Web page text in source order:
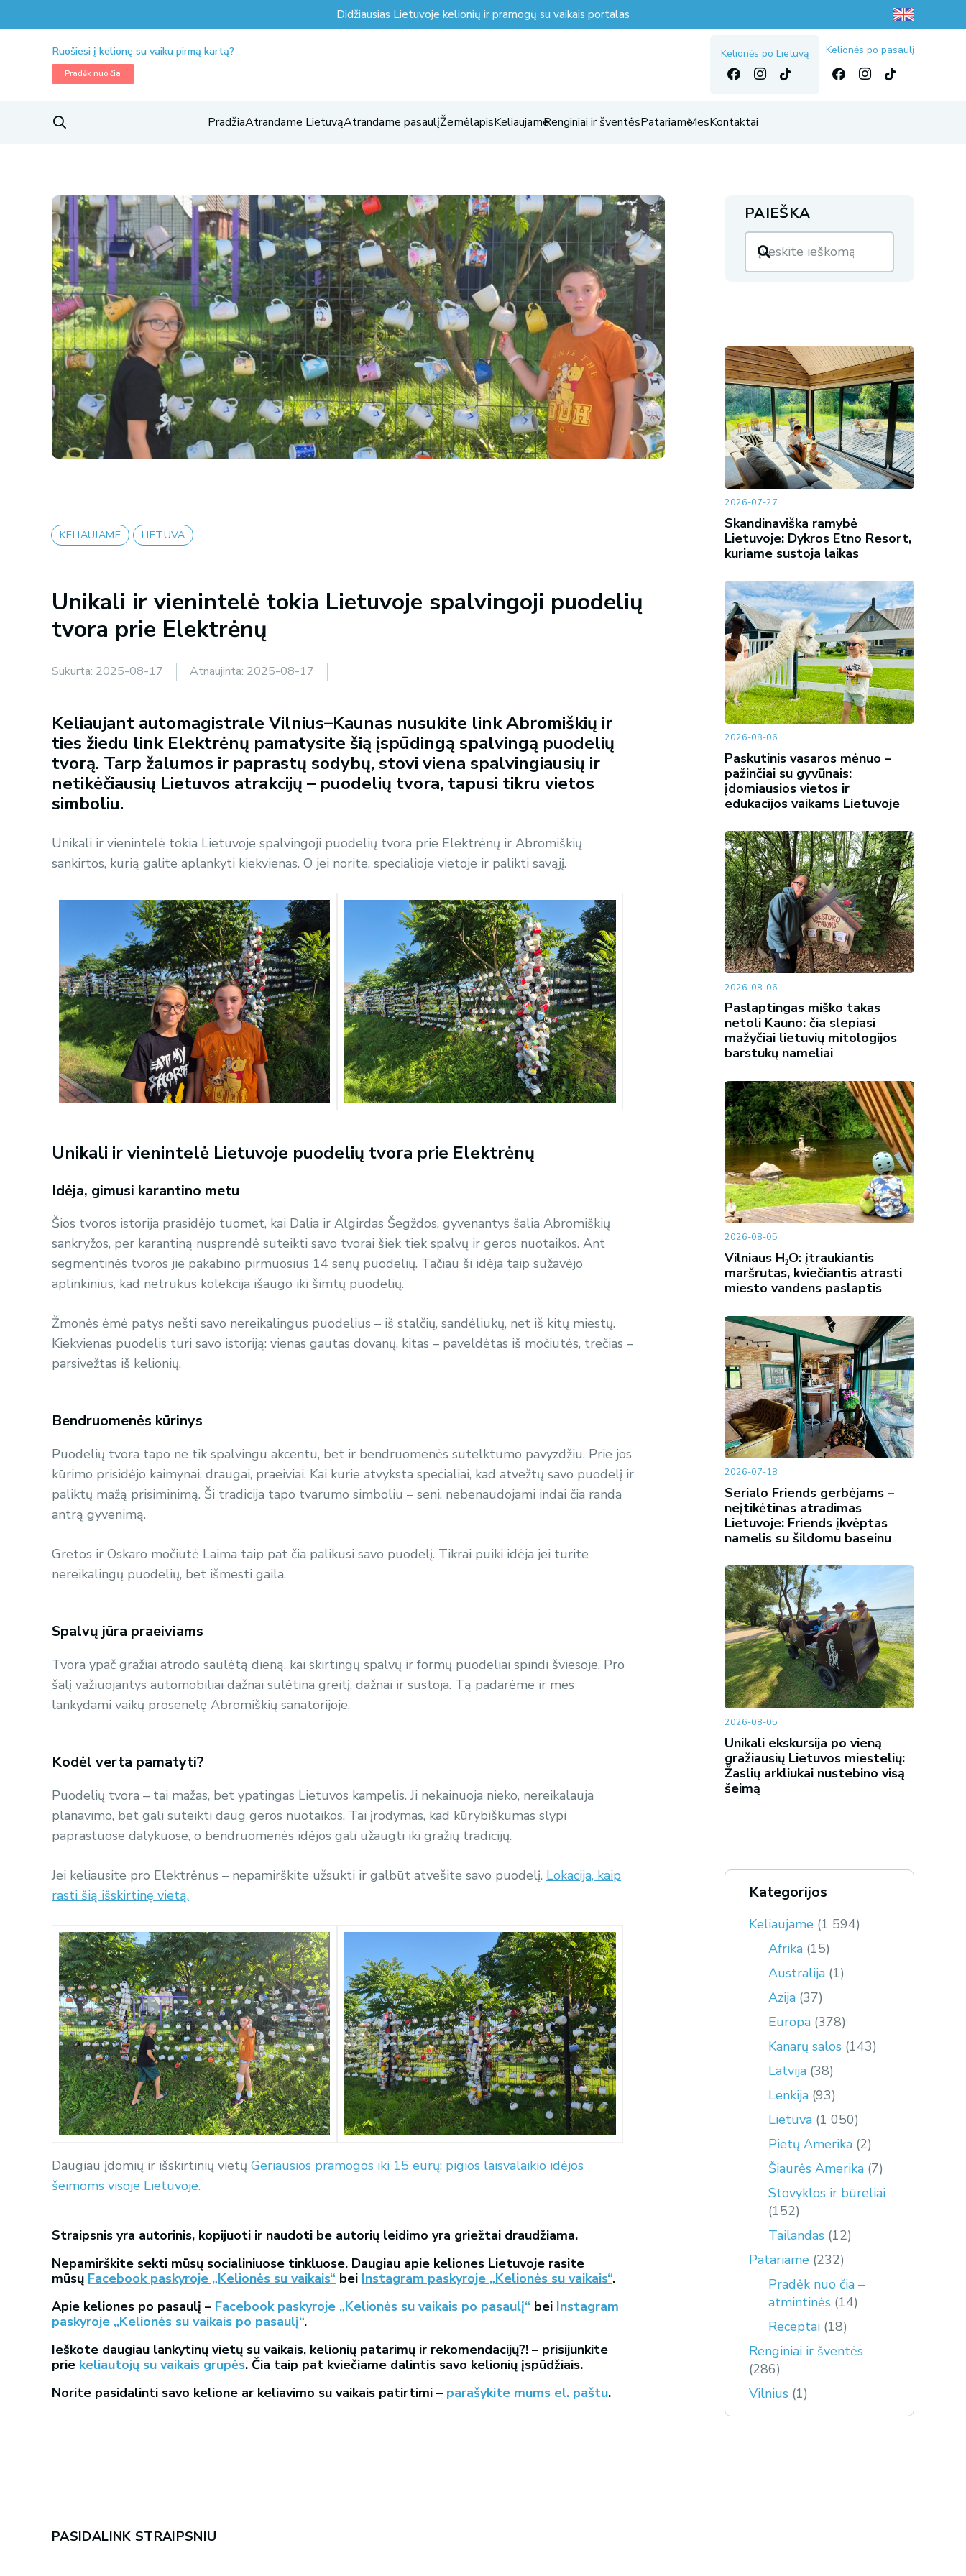
Didžiausias Lietuvoje kelionių ir pramogų su vaikais portalas
Ruošiesi į kelionę su vaiku pirmą kartą?
Pradėk nuo čia
Kelionės po Lietuvą Kelionės po pasaulį
PradžiaAtrandame LietuvąAtrandame pasaulįŽemėlapisKeliaujameRenginiai ir šventėsPatariameMesKontaktai
KELIAUJAME LIETUVA
Unikali ir vienintelė tokia Lietuvoje spalvingoji puodelių
tvora prie Elektrėnų
Sukurta: 2025-08-17 Atnaujinta: 2025-08-17
Keliaujant automagistrale Vilnius–Kaunas nusukite link Abromiškių ir
ties žiedu link Elektrėnų pamatysite šią įspūdingą spalvingą puodelių
tvorą. Tarp žalumos ir paprastų sodybų, stovi viena spalvingiausių ir
netikėčiausių Lietuvos atrakcijų – puodelių tvora, tapusi tikru vietos
simboliu.
Unikali ir vienintelė tokia Lietuvoje spalvingoji puodelių tvora prie Elektrėnų ir Abromiškių
sankirtos, kurią galite aplankyti kiekvienas. O jei norite, specialioje vietoje ir palikti savąjį.
Unikali ir vienintelė Lietuvoje puodelių tvora prie Elektrėnų
Idėja, gimusi karantino metu
Šios tvoros istorija prasidėjo tuomet, kai Dalia ir Algirdas Šegždos, gyvenantys šalia Abromiškių
sankryžos, per karantiną nusprendė suteikti savo tvorai šiek tiek spalvų ir geros nuotaikos. Ant
segmentinės tvoros jie pakabino pirmuosius 14 senų puodelių. Tačiau ši idėja taip sužavėjo
aplinkinius, kad netrukus kolekcija išaugo iki šimtų puodelių.
Žmonės ėmė patys nešti savo nereikalingus puodelius – iš stalčių, sandėliukų, net iš kitų miestų.
Kiekvienas puodelis turi savo istoriją: vienas gautas dovanų, kitas – paveldėtas iš močiutės, trečias –
parsivežtas iš kelionių.
Bendruomenės kūrinys
Puodelių tvora tapo ne tik spalvingu akcentu, bet ir bendruomenės sutelktumo pavyzdžiu. Prie jos
kūrimo prisidėjo kaimynai, draugai, praeiviai. Kai kurie atvyksta specialiai, kad atvežtų savo puodelį ir
paliktų mažą prisiminimą. Ši tradicija tapo tvarumo simboliu – seni, nebenaudojami indai čia randa
antrą gyvenimą.
Gretos ir Oskaro močiutė Laima taip pat čia palikusi savo puodelį. Tikrai puiki idėja jei turite
nereikalingų puodelių, bet išmesti gaila.
Spalvų jūra praeiviams
Tvora ypač gražiai atrodo saulėtą dieną, kai skirtingų spalvų ir formų puodeliai spindi šviesoje. Pro
šalį važiuojantys automobiliai dažnai sulėtina greitį, dažnai ir sustoja. Tą padarėme ir mes
lankydami vaikų prosenelę Abromiškių sanatorijoje.
Kodėl verta pamatyti?
Puodelių tvora – tai mažas, bet ypatingas Lietuvos kampelis. Ji nekainuoja nieko, nereikalauja
planavimo, bet gali suteikti daug geros nuotaikos. Tai įrodymas, kad kūrybiškumas slypi
paprastuose dalykuose, o bendruomenės idėjos gali užaugti iki gražių tradicijų.
Jei keliausite pro Elektrėnus – nepamirškite užsukti ir galbūt atvešite savo puodelį. Lokacija, kaip
rasti šią išskirtinę vietą.
Daugiau įdomių ir išskirtinių vietų Geriausios pramogos iki 15 eurų: pigios laisvalaikio idėjos
šeimoms visoje Lietuvoje.
Straipsnis yra autorinis, kopijuoti ir naudoti be autorių leidimo yra griežtai draudžiama.
Nepamirškite sekti mūsų socialiniuose tinkluose. Daugiau apie keliones Lietuvoje rasite
mūsų Facebook paskyroje „Kelionės su vaikais“ bei Instagram paskyroje „Kelionės su vaikais“.
Apie keliones po pasaulį – Facebook paskyroje „Kelionės su vaikais po pasaulį“ bei Instagram
paskyroje „Kelionės su vaikais po pasaulį“.
Ieškote daugiau lankytinų vietų su vaikais, kelionių patarimų ir rekomendacijų?! – prisijunkite
prie keliautojų su vaikais grupės. Čia taip pat kviečiame dalintis savo kelionių įspūdžiais.
Norite pasidalinti savo kelione ar keliavimo su vaikais patirtimi – parašykite mums el. paštu.
PASIDALINK STRAIPSNIU
PAIEŠKA
2026-07-27
Skandinaviška ramybė
Lietuvoje: Dykros Etno Resort,
kuriame sustoja laikas
2026-08-06
Paskutinis vasaros mėnuo –
pažinčiai su gyvūnais:
įdomiausios vietos ir
edukacijos vaikams Lietuvoje
2026-08-06
Paslaptingas miško takas
netoli Kauno: čia slepiasi
mažyčiai lietuvių mitologijos
barstukų nameliai
2026-08-05
Vilniaus H₂O: įtraukiantis
maršrutas, kviečiantis atrasti
miesto vandens paslaptis
2026-07-18
Serialo Friends gerbėjams –
neįtikėtinas atradimas
Lietuvoje: Friends įkvėptas
namelis su šildomu baseinu
2026-08-05
Unikali ekskursija po vieną
gražiausių Lietuvos miestelių:
Žaslių arkliukai nustebino visą
šeimą
Kategorijos
Keliaujame (1 594)
Afrika (15)
Australija (1)
Azija (37)
Europa (378)
Kanarų salos (143)
Latvija (38)
Lenkija (93)
Lietuva (1 050)
Pietų Amerika (2)
Šiaurės Amerika (7)
Stovyklos ir būreliai
(152)
Tailandas (12)
Patariame (232)
Pradėk nuo čia –
atmintinės (14)
Receptai (18)
Renginiai ir šventės
(286)
Vilnius (1)